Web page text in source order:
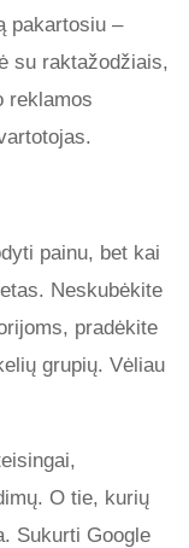
pakartosiu –
su raktažodžiais,
reklamos
painu, bet kai
Neskubėkite
pradėkite
grupių. Vėliau
O tie, kurių
Sukurti Google